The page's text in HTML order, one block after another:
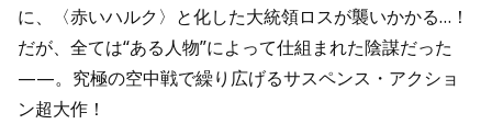
に、〈赤いハルク〉と化した大統領ロスが襲いかかる…！
だが、全ては“ある人物”によって仕組まれた陰謀だった
——。究極の空中戦で繰り広げるサスペンス・アクショ
ン超大作！